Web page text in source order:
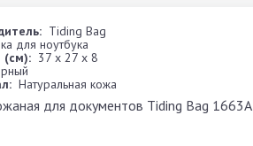
Tiding Bag
для ноутбука
(см): 37 x 27 x 8
Натуральная кожа
для документов Tiding Bag 1663A